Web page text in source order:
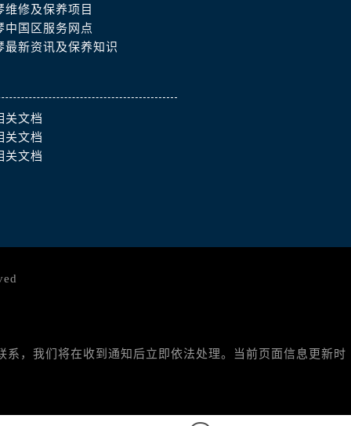
维修及保养项目
中国区服务网点
最新资讯及保养知识
关文档
关文档
关文档
，我们将在收到通知后立即依法处理。当前页面信息更新时